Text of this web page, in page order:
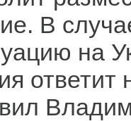
В
на
ответит